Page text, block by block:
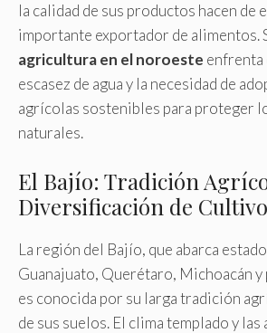
la calidad de sus productos hacen de
importante exportador de alimentos.
agricultura en el noroeste enfrenta
escasez de agua y la necesidad de
agrícolas sostenibles para proteger
naturales.
El Bajío: Tradición
Diversificación de
La región del Bajío, que abarca
Guanajuato, Querétaro, Michoacán y
es conocida por su larga tradición
de sus suelos. El clima templado y